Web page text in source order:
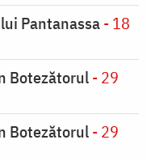
Pantanassa- 18
Botezătorul- 29
Botezătorul- 29